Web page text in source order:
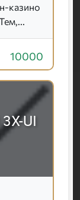
казино
10000
UI